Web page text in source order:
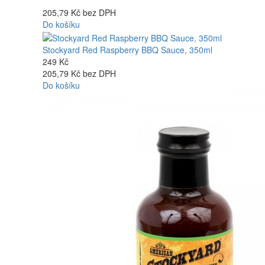
205,79 Kč bez DPH
Do košíku
Stockyard Red Raspberry BBQ Sauce, 350ml
249 Kč
205,79 Kč bez DPH
Do košíku